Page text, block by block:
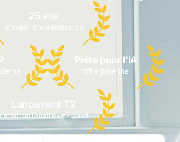
25 ans
d'expérience télécoms
Prête pour l'IA
offre pérenne
Lancement T2
canal partenaires exclusif